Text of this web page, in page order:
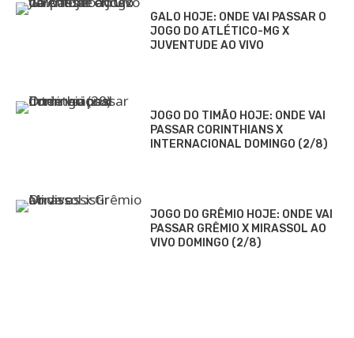
GALO HOJE: ONDE VAI PASSAR O
JOGO DO ATLÉTICO-MG X
JUVENTUDE AO VIVO
JOGO DO TIMÃO HOJE: ONDE VAI
PASSAR CORINTHIANS X
INTERNACIONAL DOMINGO (2/8)
JOGO DO GRÊMIO HOJE: ONDE VAI
PASSAR GRÊMIO X MIRASSOL AO
VIVO DOMINGO (2/8)